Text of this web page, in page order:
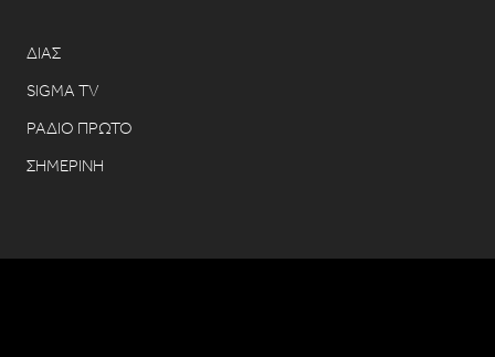
ΔΙΑΣ
SIGMA TV
ΡΑΔΙΟ ΠΡΩΤΟ
ΣΗΜΕΡΙΝΗ